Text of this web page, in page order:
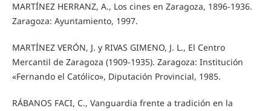
MARTÍNEZ HERRANZ, A., Los cines en Zaragoza, 1896-1936.
Zaragoza: Ayuntamiento, 1997.
MARTÍNEZ VERÓN, J. y RIVAS GIMENO, J. L., El Centro
Mercantil de Zaragoza (1909-1935). Zaragoza: Institución
«Fernando el Católico», Diputación Provincial, 1985.
RÁBANOS FACI, C., Vanguardia frente a tradición en la